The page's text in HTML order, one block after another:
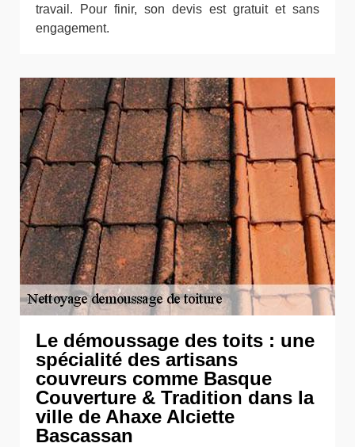
travail. Pour finir, son devis est gratuit et sans
engagement.
Le démoussage des toits : une
spécialité des artisans
couvreurs comme Basque
Couverture & Tradition dans la
ville de Ahaxe Alciette
Bascassan